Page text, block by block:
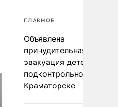
ГЛАВНОЕ
Объявлена
принудительная
эвакуация детей в
подконтрольном Киеву
Краматорске